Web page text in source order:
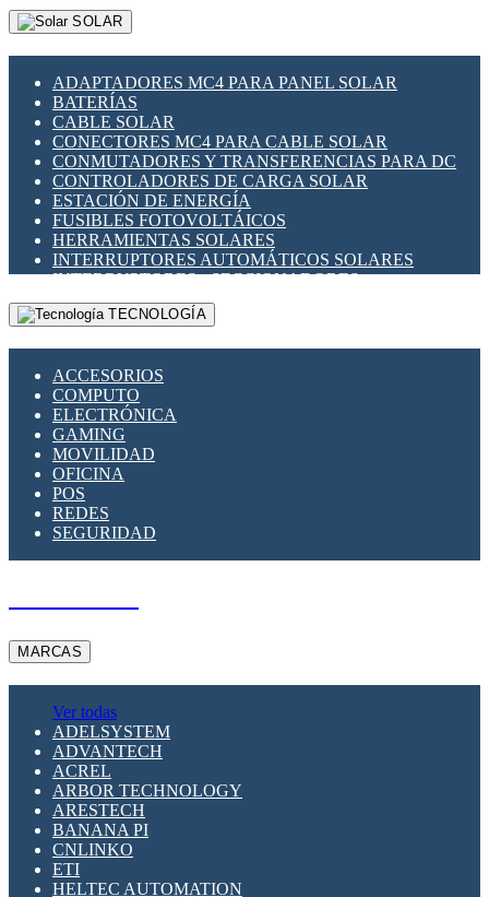
SOLAR
ADAPTADORES MC4 PARA PANEL SOLAR
BATERÍAS
CABLE SOLAR
CONECTORES MC4 PARA CABLE SOLAR
CONMUTADORES Y TRANSFERENCIAS PARA DC
CONTROLADORES DE CARGA SOLAR
ESTACIÓN DE ENERGÍA
FUSIBLES FOTOVOLTÁICOS
HERRAMIENTAS SOLARES
INTERRUPTORES AUTOMÁTICOS SOLARES
INTERRUPTORES - SECCIONADORES
FOTOVOLTÁICOS
MONTAJE PANEL SOLAR
SUPRESOR DE TRANSIENTES SPDS PARA
APLICACIONES FOTOVOLTAICAS
TECNOLOGÍA
ACCESORIOS
COMPUTO
ELECTRÓNICA
GAMING
MOVILIDAD
OFICINA
POS
REDES
SEGURIDAD
MARCAS
Ver todas
ADELSYSTEM
ADVANTECH
ACREL
ARBOR TECHNOLOGY
ARESTECH
BANANA PI
CNLINKO
ETI
HELTEC AUTOMATION